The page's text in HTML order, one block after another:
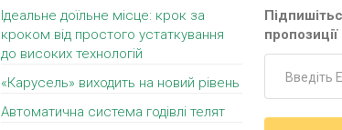
Ідеальне доїльне місце: крок за
кроком від простого устаткування
до високих технологій
«Карусель» виходить на новий рівень
Автоматична система годівлі телят